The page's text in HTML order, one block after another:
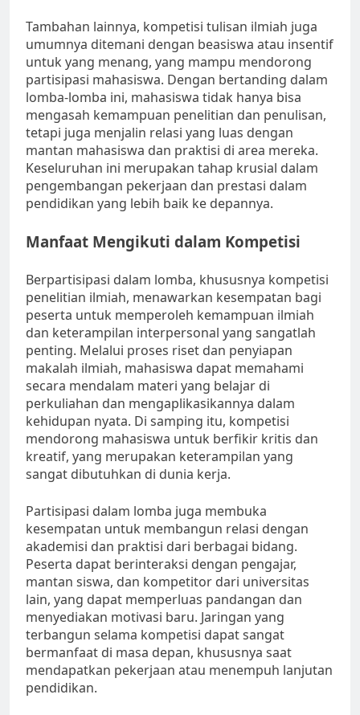
Tambahan lainnya, kompetisi tulisan ilmiah juga
umumnya ditemani dengan beasiswa atau insentif
untuk yang menang, yang mampu mendorong
partisipasi mahasiswa. Dengan bertanding dalam
lomba-lomba ini, mahasiswa tidak hanya bisa
mengasah kemampuan penelitian dan penulisan,
tetapi juga menjalin relasi yang luas dengan
mantan mahasiswa dan praktisi di area mereka.
Keseluruhan ini merupakan tahap krusial dalam
pengembangan pekerjaan dan prestasi dalam
pendidikan yang lebih baik ke depannya.
Manfaat Mengikuti dalam Kompetisi
Berpartisipasi dalam lomba, khususnya kompetisi
penelitian ilmiah, menawarkan kesempatan bagi
peserta untuk memperoleh kemampuan ilmiah
dan keterampilan interpersonal yang sangatlah
penting. Melalui proses riset dan penyiapan
makalah ilmiah, mahasiswa dapat memahami
secara mendalam materi yang belajar di
perkuliahan dan mengaplikasikannya dalam
kehidupan nyata. Di samping itu, kompetisi
mendorong mahasiswa untuk berfikir kritis dan
kreatif, yang merupakan keterampilan yang
sangat dibutuhkan di dunia kerja.
Partisipasi dalam lomba juga membuka
kesempatan untuk membangun relasi dengan
akademisi dan praktisi dari berbagai bidang.
Peserta dapat berinteraksi dengan pengajar,
mantan siswa, dan kompetitor dari universitas
lain, yang dapat memperluas pandangan dan
menyediakan motivasi baru. Jaringan yang
terbangun selama kompetisi dapat sangat
bermanfaat di masa depan, khususnya saat
mendapatkan pekerjaan atau menempuh lanjutan
pendidikan.